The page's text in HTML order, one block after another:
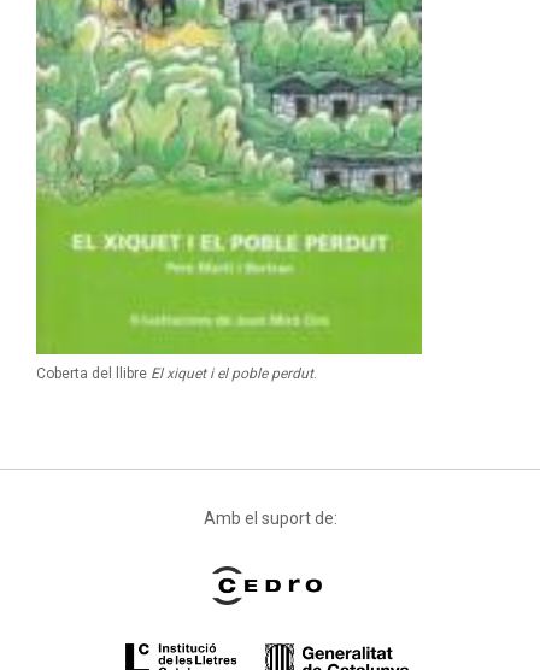
Coberta del llibre El xiquet i el poble perdut.
Amb el suport de: